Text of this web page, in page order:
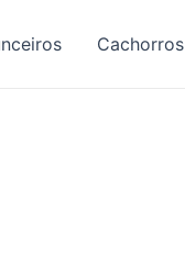
Cachorros